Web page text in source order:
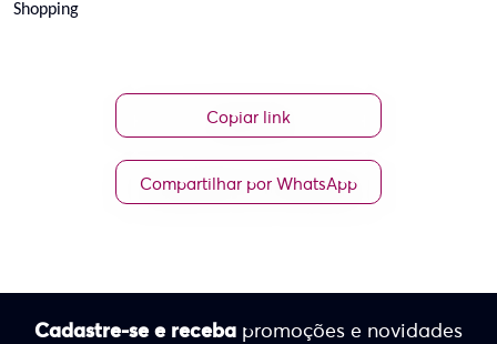
Shopping
Copiar link
Compartilhar por WhatsApp
Cadastre-se e receba promoções e novidades